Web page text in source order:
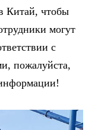
Китай, чтобы
могут
с
пожалуйста,